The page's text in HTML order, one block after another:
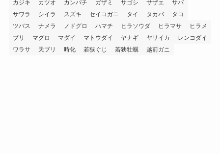
カジキ カツオ カンパチ ガザミ サゴシ サザエ
サバ
サワラ
シイラ スズキ セイコガニ タイ タカバ
タコ
ツバス
ナメラ ノドグロ ハマチ ヒラソウダ ヒラマサ
ヒラメ
ブリ
マグロ マダイ マトウダイ ヤナギ ヤリイカ
レンコダイ
ワラサ
天ブリ 時化 若狭ぐじ 若狭牡蠣 越前ガニ